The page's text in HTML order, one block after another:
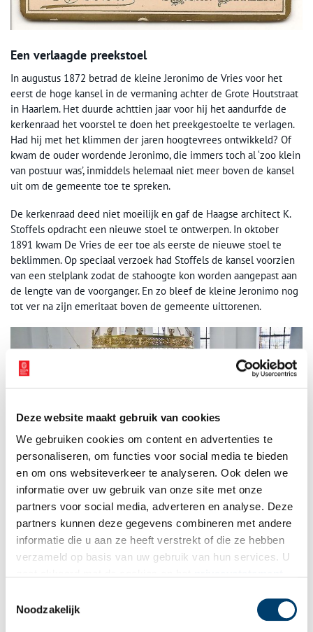
Deze website maakt gebruik van cookies
We gebruiken cookies om content en advertenties te
personaliseren, om functies voor social media te bieden
en om ons websiteverkeer te analyseren. Ook delen we
informatie over uw gebruik van onze site met onze
partners voor social media, adverteren en analyse. Deze
partners kunnen deze gegevens combineren met andere
informatie die u aan ze heeft verstrekt of die ze hebben
verzameld op basis van uw gebruik van hun services. U
Noodzakelijk
Een verlaagde preekstoel
In augustus 1872 betrad de kleine Jeronimo de Vries voor het
eerst de hoge kansel in de vermaning achter de Grote Houtstraat
in Haarlem. Het duurde achttien jaar voor hij het aandurfde de
kerkenraad het voorstel te doen het preekgestoelte te verlagen.
Had hij met het klimmen der jaren hoogtevrees ontwikkeld? Of
kwam de ouder wordende Jeronimo, die immers toch al ‘zoo klein
van postuur was’, inmiddels helemaal niet meer boven de kansel
uit om de gemeente toe te spreken.
De kerkenraad deed niet moeilijk en gaf de Haagse architect K.
Stoffels opdracht een nieuwe stoel te ontwerpen. In oktober
1891 kwam De Vries de eer toe als eerste de nieuwe stoel te
beklimmen. Op speciaal verzoek had Stoffels de kansel voorzien
van een stelplank zodat de stahoogte kon worden aangepast aan
de lengte van de voorganger. En zo bleef de kleine Jeronimo nog
tot ver na zijn emeritaat boven de gemeente uittorenen.
Publicatiedatum: 24/04/2014